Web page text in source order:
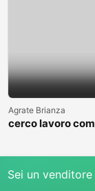
Agrate Brianza
cerco lavoro
Sei un